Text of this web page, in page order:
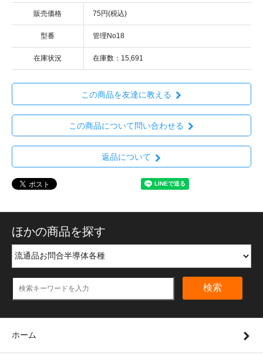
販売価格 75円(税込)
型番 管理No18
在庫状況 在庫数：15,691
この商品を友達に教える
この商品について問い合わせる
返品について
ほかの商品を探す
検索
ホーム